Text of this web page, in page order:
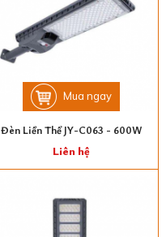
Mua ngay
Đèn Liền Thể JY-C063 - 600W
Liên hệ